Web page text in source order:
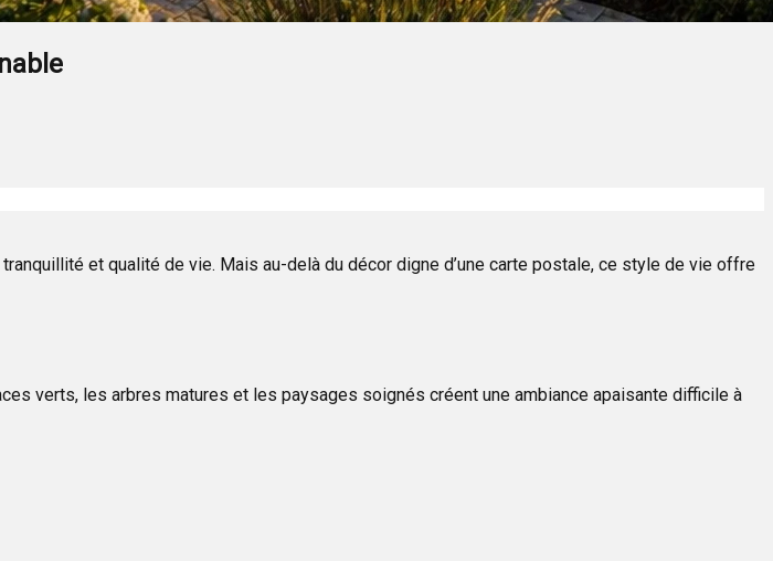
et qualité de vie. Mais au-delà du décor digne d’une carte postale, ce style de vie offre
verts, les arbres matures et les paysages soignés créent une ambiance apaisante difficile à